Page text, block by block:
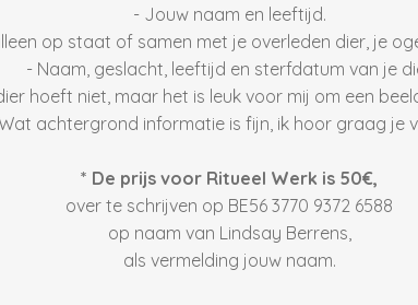
- Jouw naam en leeftijd.
op staat of samen met je overleden dier, je
- Naam, geslacht, leeftijd en sterfdatum van je
hoeft niet, maar het is leuk voor mij om een
achtergrond informatie is fijn, ik hoor graag je
* De prijs voor Ritueel Werk is 50€,
over te schrijven op BE56 3770 9372 6588
op naam van Lindsay Berrens,
als vermelding jouw naam.